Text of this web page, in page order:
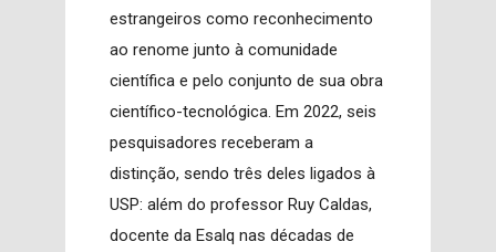
estrangeiros como reconhecimento
ao renome junto à comunidade
científica e pelo conjunto de sua obra
científico-tecnológica. Em 2022, seis
pesquisadores receberam a
distinção, sendo três deles ligados à
USP: além do professor Ruy Caldas,
docente da Esalq nas décadas de